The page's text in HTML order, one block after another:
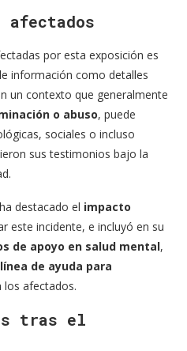
afectados
por esta exposición es
información como detalles
un contexto que generalmente
o abuso, puede
sociales o incluso
sus testimonios bajo la
destacado el impacto
este incidente, e incluyó en su
de apoyo en salud mental,
línea de ayuda para
los afectados.
tras el